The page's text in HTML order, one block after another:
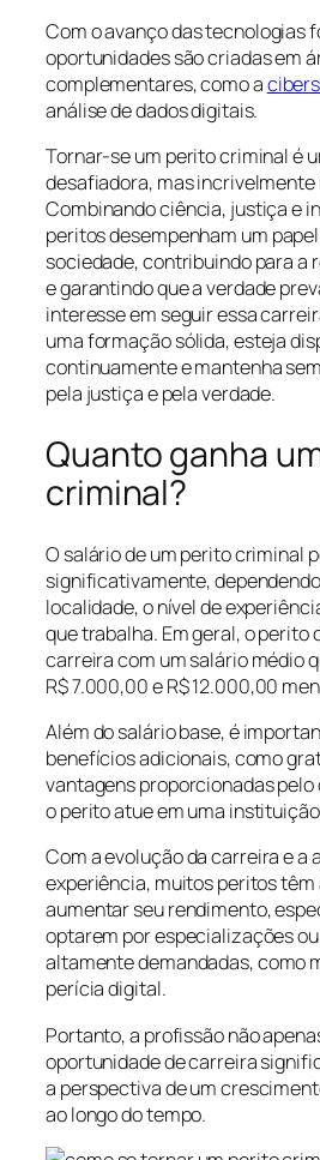
Com o avanço das tecnologias
oportunidades são criadas em
complementares, como a
análise de dados digitais.
Tornar-se um perito criminal é
desafiadora, mas
Combinando ciência, justiça e
peritos desempenham um
sociedade, contribuindo para a
e garantindo que a verdade
interesse em seguir essa
uma formação sólida, esteja
continuamente e mantenha
pela justiça e pela verdade.
Quanto ganha
criminal?
O salário de um perito criminal
significativamente,
localidade, o nível de
que trabalha. Em geral, o perito
carreira com um salário médio
R$ 7.000,00 e R$ 12.000,00
Além do salário base, é
benefícios adicionais, como
vantagens proporcionadas
o perito atue em uma
Com a evolução da carreira e a
experiência, muitos peritos têm
aumentar seu rendimento,
optarem por especializações
altamente demandadas, como
perícia digital.
Portanto, a profissão não
oportunidade de carreira
a perspectiva de um
ao longo do tempo.